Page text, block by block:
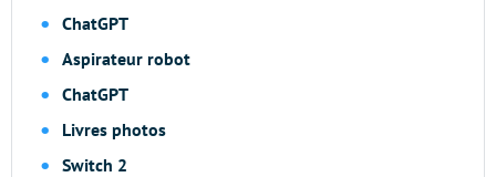
ChatGPT
Aspirateur robot
ChatGPT
Livres photos
Switch 2